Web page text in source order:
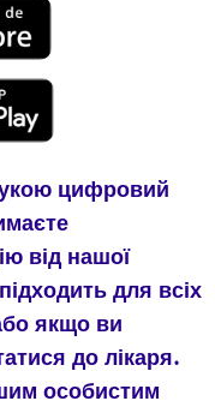
цифровий
від нашої
для всіх
якщо ви
до лікаря.
особистим